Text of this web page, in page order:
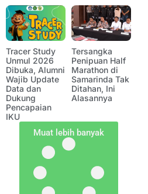
Tracer Study
Unmul 2026
Dibuka, Alumni
Wajib Update
Data dan
Dukung
Pencapaian
IKU
Tersangka
Penipuan Half
Marathon di
Samarinda Tak
Ditahan, Ini
Alasannya
Muat lebih banyak